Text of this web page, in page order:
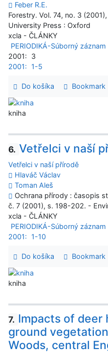
Feber R.E.
Forestry. Vol. 74, no. 3
University Press : Oxford
xcla - ČLÁNKY
PERIODIKÁ-Súborný
2001:
3
2001:
1-5
Do košíka Bookmark
kniha
6. Vetřelci v naší
Vetřelci v naší přírodě
Hlaváč Václav
Toman Aleš
Ochrana přírody : časopis
č. 7 (2001), s. 198-202. -
xcla - ČLÁNKY
PERIODIKÁ-Súborný
2001:
1-10
Do košíka Bookmark
kniha
7. Impacts of deer
ground
Woods, central